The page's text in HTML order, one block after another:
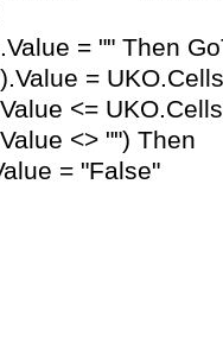
= "" Then
=
<=
<> "") Then
= "False"